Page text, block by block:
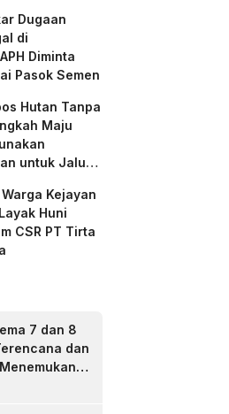
Dugaan
di
Diminta
Pasok Semen
Hutan Tanpa
Maju
untuk Jalur
Kejayan
Huni
CSR PT Tirta
7 dan 8
dan
Hama